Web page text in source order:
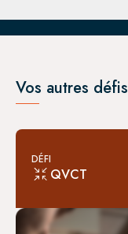
Vos autres défis
DÉFI
QVCT